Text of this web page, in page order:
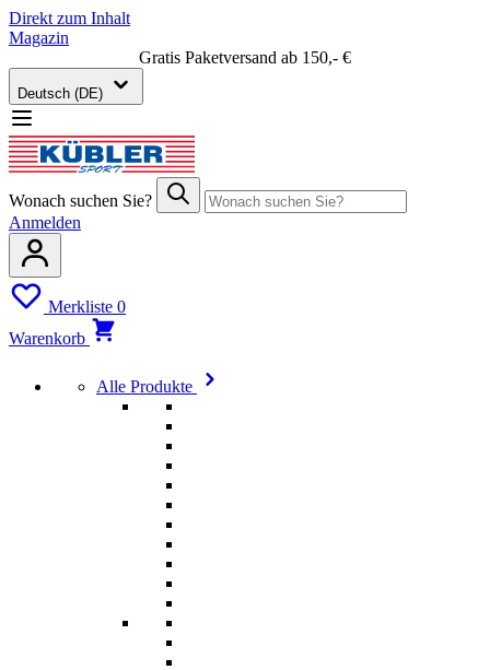
Direkt zum Inhalt
Magazin
Gratis Paketversand ab 150,- €
Deutsch (DE)
Wonach suchen Sie?
Anmelden
Merkliste 0
Warenkorb
Alle Produkte